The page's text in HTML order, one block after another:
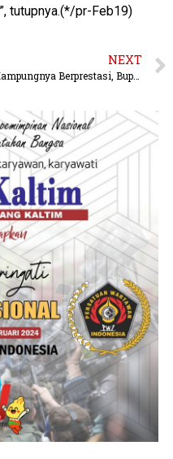
tutupnya.(*/pr-Feb19)
NEXT
Kampungnya Berprestasi, Bupati Berharap Kecamatan Batu Putih Giat Kembangkan Sektor Wisata